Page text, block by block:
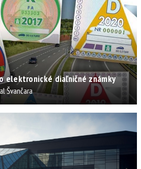
elektronické diaľničné známky
Švančara